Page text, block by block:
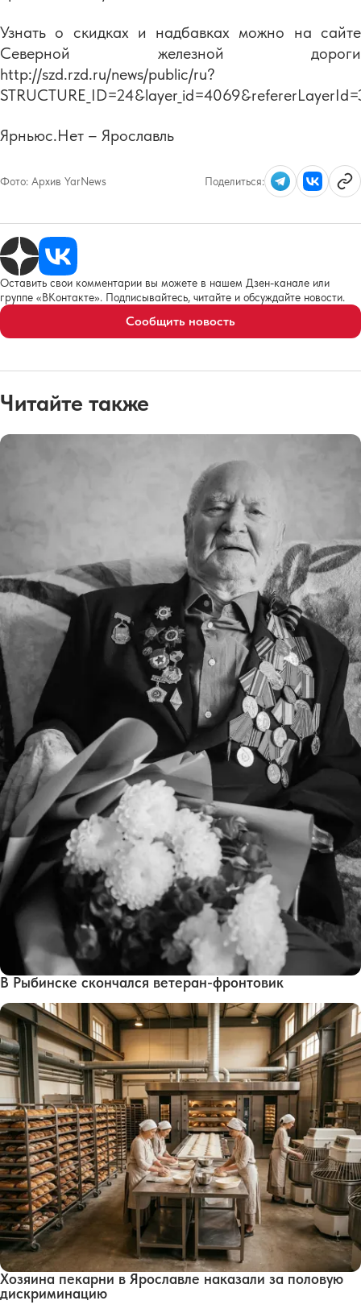
Узнать о скидках и надбавках можно на сайте
Северной железной дороги
http://szd.rzd.ru/news/public/ru?
Ярньюс.Нет – Ярославль
Фото: Архив YarNews Поделиться:
Оставить свои комментарии вы можете в нашем Дзен-канале или
группе «ВКонтакте». Подписывайтесь, читайте и обсуждайте новости.
Сообщить новость
Читайте также
В Рыбинске скончался ветеран-фронтовик
Хозяина пекарни в Ярославле наказали за половую
дискриминацию